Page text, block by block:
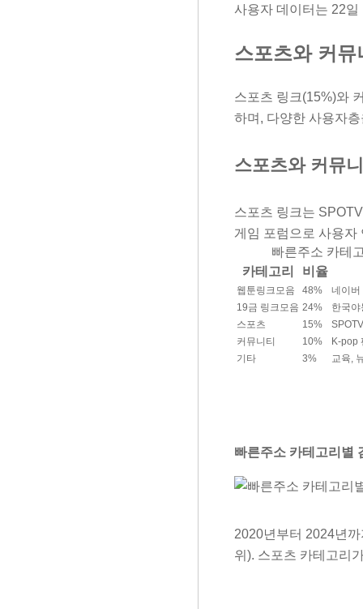
사용자 데이터는 22
스포츠와 커
스포츠 링크(15%)와
하며, 다양한 사용자
스포츠와 커뮤
스포츠 링크는
게임 포럼으로 사용자
빠른주소 카테
카테고리
비율
웹툰링크모음 48%
네이버
19금 링크모음 24%
한국
스포츠
15%
커뮤니티
10%
K-pop
기타
3% 교육,
빠른주소 카테고리별
2020년부터 2024년
위). 스포츠 카테고리